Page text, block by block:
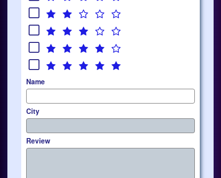
Name
City
Review